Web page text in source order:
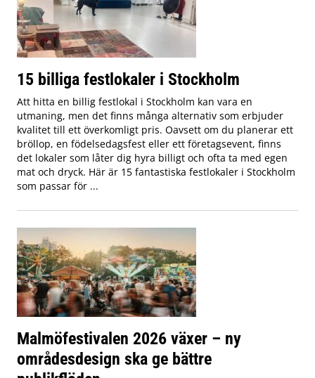
15 billiga festlokaler i Stockholm
Att hitta en billig festlokal i Stockholm kan vara en
utmaning, men det finns många alternativ som erbjuder
kvalitet till ett överkomligt pris. Oavsett om du planerar ett
bröllop, en födelsedagsfest eller ett företagsevent, finns
det lokaler som låter dig hyra billigt och ofta ta med egen
mat och dryck. Här är 15 fantastiska festlokaler i Stockholm
som passar för ...
Malmöfestivalen 2026 växer – ny
områdesdesign ska ge bättre